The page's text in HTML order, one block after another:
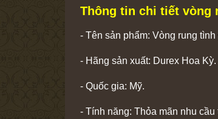
Thông tin chi tiết vòng
- Tên sản phẩm: Vòng rung
- Hãng sản xuất: Durex Hoa Kỳ.
- Quốc gia: Mỹ.
- Tính năng: Thỏa mãn nhu